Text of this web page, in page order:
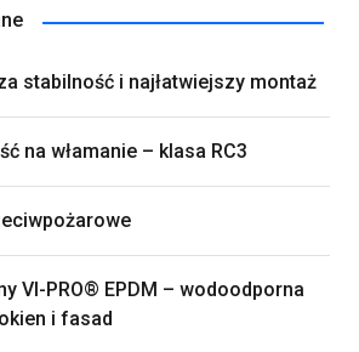
stabilność i najłatwiejszy montaż
na włamanie – klasa RC3
VI-PRO® EPDM – wodoodporna
i fasad